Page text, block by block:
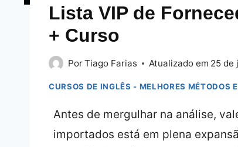
Lista VIP de
+ Curso
PorTiago Farias Atualizado em 25 de
CURSOS DE INGLÊS - MELHORES MÉTODOS
Antes de mergulhar na análise,
importados está em plena